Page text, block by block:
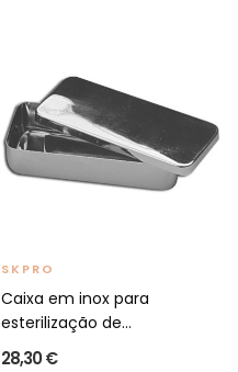
SKPRO
Caixa em inox para
esterilização de
instrumentos
28,30 €